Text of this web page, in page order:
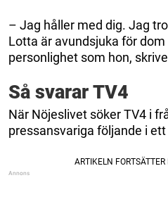
– Jag håller med dig. Jag
Lotta är avundsjuka för
personlighet som hon,
Så svarar TV4
När Nöjeslivet söker TV4 i
pressansvariga följande i